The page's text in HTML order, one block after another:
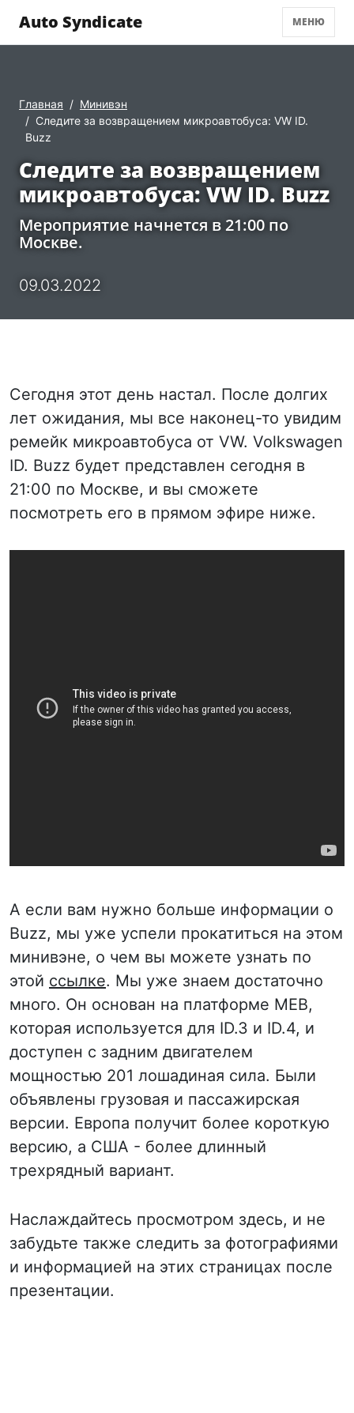
Auto Syndicate МЕНЮ
Главная
Минивэн
Следите за возвращением микроавтобуса: VW ID.
Buzz
Следите за возвращением
микроавтобуса: VW ID. Buzz
Мероприятие начнется в 21:00 по
Москве.
09.03.2022
Сегодня этот день настал. После долгих
лет ожидания, мы все наконец-то увидим
ремейк микроавтобуса от VW. Volkswagen
ID. Buzz будет представлен сегодня в
21:00 по Москве, и вы сможете
посмотреть его в прямом эфире ниже.
А если вам нужно больше информации о
Buzz, мы уже успели прокатиться на этом
минивэне, о чем вы можете узнать по
этой ссылке. Мы уже знаем достаточно
много. Он основан на платформе MEB,
которая используется для ID.3 и ID.4, и
доступен с задним двигателем
мощностью 201 лошадиная сила. Были
объявлены грузовая и пассажирская
версии. Европа получит более короткую
версию, а США - более длинный
трехрядный вариант.
Наслаждайтесь просмотром здесь, и не
забудьте также следить за фотографиями
и информацией на этих страницах после
презентации.